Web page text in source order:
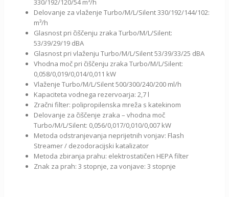
330/192/120/54 m³/h
Delovanje za vlaženje Turbo/M/L/Silent 330/192/144/102:
m³/h
Glasnost pri čiščenju zraka Turbo/M/L/Silent:
53/39/29/19 dBA
Glasnost pri vlaženju Turbo/M/L/Silent 53/39/33/25 dBA
Vhodna moč pri čiščenju zraka Turbo/M/L/Silent:
0,058/0,019/0,014/0,011 kW
Vlaženje Turbo/M/L/Silent 500/300/240/200 ml/h
Kapaciteta vodnega rezervoarja: 2,7 l
Zračni filter: polipropilenska mreža s katekinom
Delovanje za čiščenje zraka – vhodna moč
Turbo/M/L/Silent: 0,056/0,017/0,010/0,007 kW
Metoda odstranjevanja neprijetnih vonjav: Flash
Streamer / dezodoracijski katalizator
Metoda zbiranja prahu: elektrostatičen HEPA filter
Znak za prah: 3 stopnje, za vonjave: 3 stopnje